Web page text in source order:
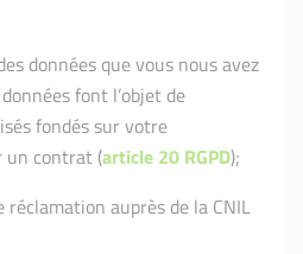
données que vous nous avez
font l’objet de
fondés sur votre
un contrat (article 20 RGPD);
auprès de la CNIL